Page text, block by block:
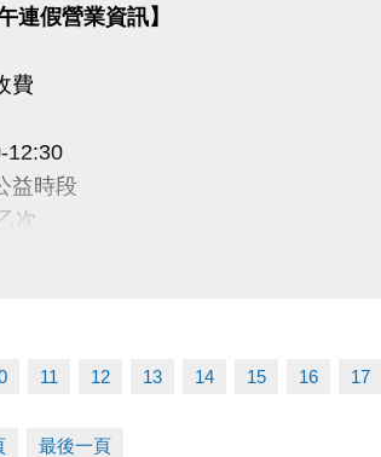
連假營業資訊】
費
12:30
益時段
次
zh_TW/news/pageID/1/
11 12 13 14 15 16 17
最後一頁